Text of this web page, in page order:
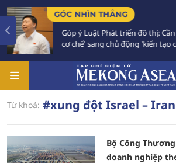
GÓC NHÌN THẲNG
Góp ý Luật Phát triển đô thị: Cần
cơ chế' sang chủ động 'kiến tạo cơ chế'
Từ khoá: #xung đột Israel – Iran
Bộ Công
doanh nghiệp